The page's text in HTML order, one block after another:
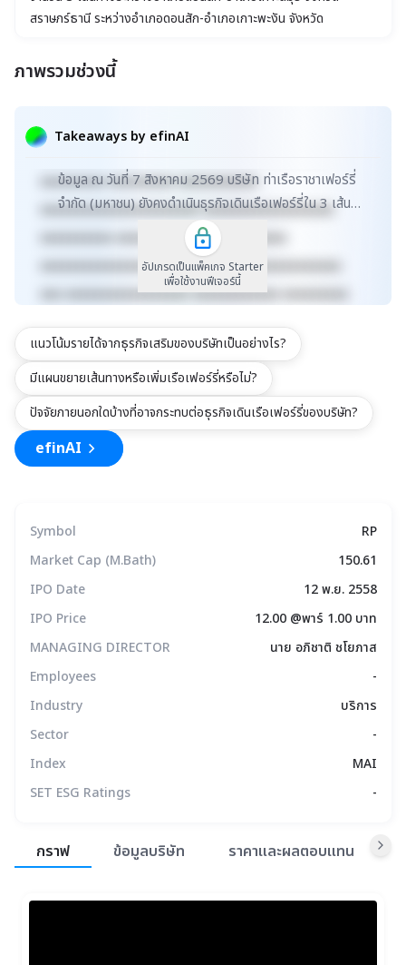
สุราษฎร์ธานี ระหว่างอำเภอดอนสัก-อำเภอเกาะพะงัน จังหวัด
ในปัจจุบันจำนวน 14 ลำ รวมทั้งประกอบธุรกิจจำหน่ายอาหารและสินค้า
ภาพรวมช่วงนี้
Takeaways by efinAI
xxxxx xxxxxxxxxxxxxxxxxxxxxxxxxxxxxx
xxxxxxxxxxxxxxxxxx xxxxxxxxxxxxxxx xxxxx
xxxxxxxxx xxxxxxxxx xxxxxxxxxxx
xxxxxxxxxxxxxxxxxxxxxx xxxxxxxxxxxxxxxxxx
xxxxxxxxxx xxxxxxxxxxxxx xxxxxxxxxx
xxxxxxxxxxxxxxxxxxxxxxxxxx xxxxxxxxxxxxxxx
xxx xxxxxxxxxxxxxxxxx xxxxxxxxxxxx xxxxxxxxx
xxxxxxxxxxx xxxxxxxx xxxxxxxxxxxxxxxxxxxxxxx
xxxxxxxxxxxxxxxxxxx xxxxx
xxxxxxxxxxxxxxxxxxxxxxxxxxxxxx
ข้อมูล ณ วันที่ 7 สิงหาคม 2569 บริษัท ท่าเรือราชาเฟอร์รี่
จำกัด (มหาชน) ยังคงดำเนินธุรกิจเดินเรือเฟอร์รี่ใน 3 เส้น
ทางหลักที่จังหวัดสุราษฎร์ธานี โดยมีเ...
อัปเกรดเป็นแพ็คเกจ Starter
เพื่อใช้งานฟีเจอร์นี้
แนวโน้มรายได้จากธุรกิจเสริมของบริษัทเป็นอย่างไร?
มีแผนขยายเส้นทางหรือเพิ่มเรือเฟอร์รี่หรือไม่?
ปัจจัยภายนอกใดบ้างที่อาจกระทบต่อธุรกิจเดินเรือเฟอร์รี่ของบริษัท?
efinAI
Symbol
RP
Market Cap (M.Bath)
150.61
IPO Date
12 พ.ย. 2558
IPO Price
12.00 @พาร์ 1.00 บาท
MANAGING DIRECTOR
นาย อภิชาติ ชโยภาส
Employees
-
Industry
บริการ
Sector
-
Index
MAI
SET ESG Ratings
-
กราฟ
ข้อมูลบริษัท ราคาและผลตอบแทน